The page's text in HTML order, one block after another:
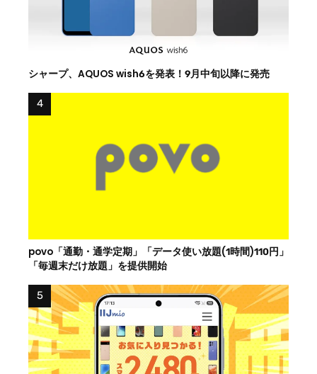
シャープ、AQUOS wish6を発表！9月中旬以降に発売
povo「通勤・通学定期」「データ使い放題(1時間)110円」
「毎週末だけ放題」を提供開始